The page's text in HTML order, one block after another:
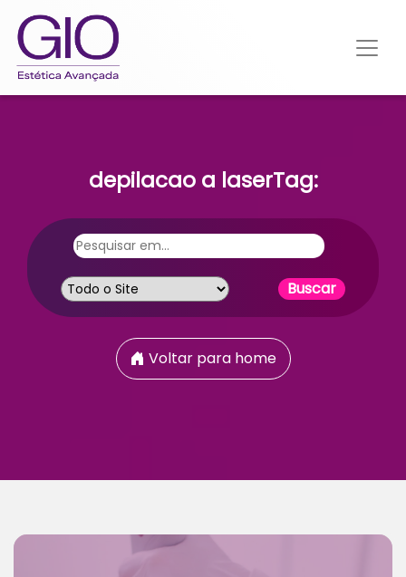
depilacao a laserTag:
Voltar para home